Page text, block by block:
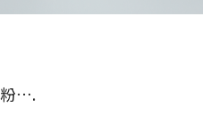
粉….